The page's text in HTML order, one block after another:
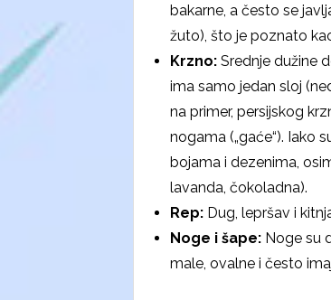
bakarne, a često se
žuto), što je poznato
Krzno: Srednje dužine
ima samo jedan sloj
na primer, persijskog
nogama („gaće“). Iako
bojama i dezenima,
lavanda, čokoladna).
Rep: Dug, lepršav i
Noge i šape: Noge su
male, ovalne i često